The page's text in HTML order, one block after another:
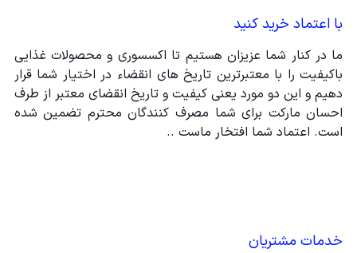
با اعتماد خرید کنید
ما در کنار شما عزیزان هستیم تا اکسسوری و محصولات غذایی
باکیفیت را با معتبرترین تاریخ های انقضاء در اختیار شما قرار
دهیم و این دو مورد یعنی کیفیت و تاریخ انقضای معتبر از طرف
احسان مارکت برای شما مصرف کنندگان محترم تضمین شده
است. اعتماد شما افتخار ماست ..
خدمات مشتریان